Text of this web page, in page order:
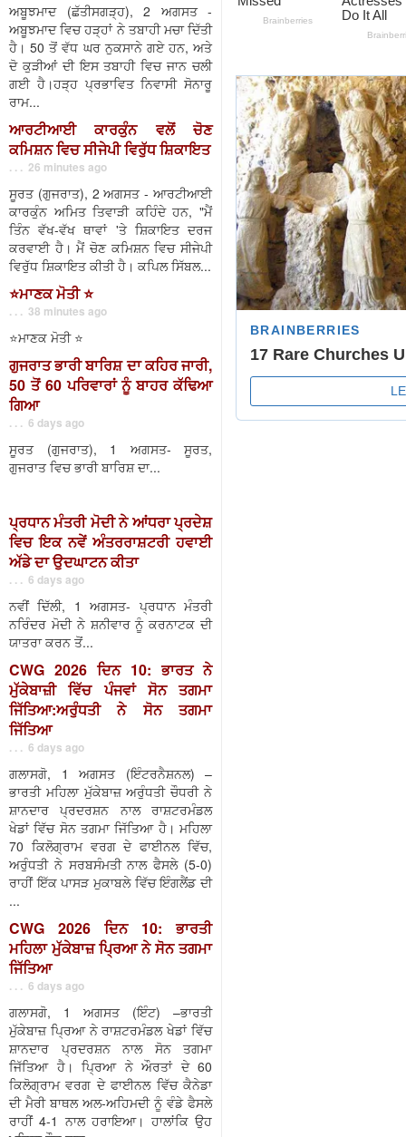
ਅਬੂਝਮਾਦ (ਛੱਤੀਸਗੜ੍ਹ), 2 ਅਗਸਤ -
ਅਬੂਝਮਾਦ ਵਿਚ ਹੜ੍ਹਾਂ ਨੇ ਤਬਾਹੀ ਮਚਾ ਦਿੱਤੀ
ਹੈ। 50 ਤੋਂ ਵੱਧ ਘਰ ਨੁਕਸਾਨੇ ਗਏ ਹਨ, ਅਤੇ
ਦੋ ਕੁੜੀਆਂ ਦੀ ਇਸ ਤਬਾਹੀ ਵਿਚ ਜਾਨ ਚਲੀ
ਗਈ ਹੈ।ਹੜ੍ਹ ਪ੍ਰਭਾਵਿਤ ਨਿਵਾਸੀ ਸੋਨਾਰੂ
ਰਾਮ...
ਆਰਟੀਆਈ ਕਾਰਕੁੰਨ ਵਲੋਂ ਚੋਣ
ਕਮਿਸ਼ਨ ਵਿਚ ਸੀਜੇਪੀ ਵਿਰੁੱਧ ਸ਼ਿਕਾਇਤ
. . . 26 minutes ago
ਸੂਰਤ (ਗੁਜਰਾਤ), 2 ਅਗਸਤ - ਆਰਟੀਆਈ
ਕਾਰਕੁੰਨ ਅਮਿਤ ਤਿਵਾੜੀ ਕਹਿੰਦੇ ਹਨ, "ਮੈਂ
ਤਿੰਨ ਵੱਖ-ਵੱਖ ਥਾਵਾਂ 'ਤੇ ਸ਼ਿਕਾਇਤ ਦਰਜ
ਕਰਵਾਈ ਹੈ। ਮੈਂ ਚੋਣ ਕਮਿਸ਼ਨ ਵਿਚ ਸੀਜੇਪੀ
ਵਿਰੁੱਧ ਸ਼ਿਕਾਇਤ ਕੀਤੀ ਹੈ। ਕਪਿਲ ਸਿੱਬਲ...
⭐️ਮਾਣਕ ਮੋਤੀ ⭐️
. . . 38 minutes ago
⭐️ਮਾਣਕ ਮੋਤੀ ⭐️
ਗੁਜਰਾਤ ਭਾਰੀ ਬਾਰਿਸ਼ ਦਾ ਕਹਿਰ ਜਾਰੀ,
50 ਤੋਂ 60 ਪਰਿਵਾਰਾਂ ਨੂੰ ਬਾਹਰ ਕੱਢਿਆ
ਗਿਆ
. . . 6 days ago
ਸੂਰਤ (ਗੁਜਰਾਤ), 1 ਅਗਸਤ- ਸੂਰਤ,
ਗੁਜਰਾਤ ਵਿਚ ਭਾਰੀ ਬਾਰਿਸ਼ ਦਾ...
ਪ੍ਰਧਾਨ ਮੰਤਰੀ ਮੋਦੀ ਨੇ ਆਂਧਰਾ ਪ੍ਰਦੇਸ਼
ਵਿਚ ਇਕ ਨਵੇਂ ਅੰਤਰਰਾਸ਼ਟਰੀ ਹਵਾਈ
ਅੱਡੇ ਦਾ ਉਦਘਾਟਨ ਕੀਤਾ
. . . 6 days ago
ਨਵੀਂ ਦਿੱਲੀ, 1 ਅਗਸਤ- ਪ੍ਰਧਾਨ ਮੰਤਰੀ
ਨਰਿੰਦਰ ਮੋਦੀ ਨੇ ਸ਼ਨੀਵਾਰ ਨੂੰ ਕਰਨਾਟਕ ਦੀ
ਯਾਤਰਾ ਕਰਨ ਤੋਂ...
CWG 2026 ਦਿਨ 10: ਭਾਰਤ ਨੇ
ਮੁੱਕੇਬਾਜ਼ੀ ਵਿੱਚ ਪੰਜਵਾਂ ਸੋਨ ਤਗਮਾ
ਜਿੱਤਿਆ:ਅਰੁੰਧਤੀ ਨੇ ਸੋਨ ਤਗਮਾ
ਜਿੱਤਿਆ
. . . 6 days ago
ਗਲਾਸਗੋ, 1 ਅਗਸਤ (ਇੰਟਰਨੈਸ਼ਨਲ) –
ਭਾਰਤੀ ਮਹਿਲਾ ਮੁੱਕੇਬਾਜ਼ ਅਰੁੰਧਤੀ ਚੌਧਰੀ ਨੇ
ਸ਼ਾਨਦਾਰ ਪ੍ਰਦਰਸ਼ਨ ਨਾਲ ਰਾਸ਼ਟਰਮੰਡਲ
ਖੇਡਾਂ ਵਿੱਚ ਸੋਨ ਤਗਮਾ ਜਿੱਤਿਆ ਹੈ। ਮਹਿਲਾ
70 ਕਿਲੋਗ੍ਰਾਮ ਵਰਗ ਦੇ ਫਾਈਨਲ ਵਿੱਚ,
ਅਰੁੰਧਤੀ ਨੇ ਸਰਬਸੰਮਤੀ ਨਾਲ ਫੈਸਲੇ (5-0)
ਰਾਹੀਂ ਇੱਕ ਪਾਸੜ ਮੁਕਾਬਲੇ ਵਿੱਚ ਇੰਗਲੈਂਡ ਦੀ
...
CWG 2026 ਦਿਨ 10: ਭਾਰਤੀ
ਮਹਿਲਾ ਮੁੱਕੇਬਾਜ਼ ਪ੍ਰਿਆ ਨੇ ਸੋਨ ਤਗਮਾ
ਜਿੱਤਿਆ
. . . 6 days ago
ਗਲਾਸਗੋ, 1 ਅਗਸਤ (ਇੰਟ) –ਭਾਰਤੀ
ਮੁੱਕੇਬਾਜ਼ ਪ੍ਰਿਆ ਨੇ ਰਾਸ਼ਟਰਮੰਡਲ ਖੇਡਾਂ ਵਿੱਚ
ਸ਼ਾਨਦਾਰ ਪ੍ਰਦਰਸ਼ਨ ਨਾਲ ਸੋਨ ਤਗਮਾ
ਜਿੱਤਿਆ ਹੈ। ਪ੍ਰਿਆ ਨੇ ਔਰਤਾਂ ਦੇ 60
ਕਿਲੋਗ੍ਰਾਮ ਵਰਗ ਦੇ ਫਾਈਨਲ ਵਿੱਚ ਕੈਨੇਡਾ
ਦੀ ਮੈਰੀ ਬਾਥਲ ਅਲ-ਅਹਿਮਦੀ ਨੂੰ ਵੰਡੇ ਫੈਸਲੇ
ਰਾਹੀਂ 4-1 ਨਾਲ ਹਰਾਇਆ। ਹਾਲਾਂਕਿ ਉਹ